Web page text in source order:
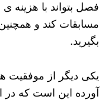
فصل بتواند با هزینه ی
مسابقات کند و
بگیرید.
یکی دیگر از موفقیت
آورده این است که در